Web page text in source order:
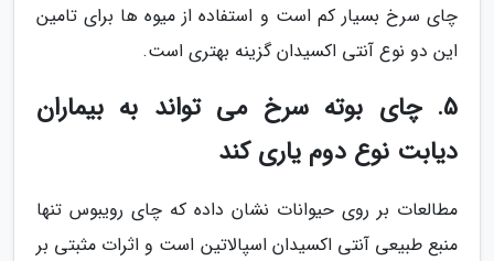
چای سرخ بسیار کم است و استفاده از میوه ها برای تامین
این دو نوع آنتی اکسیدان گزینه بهتری است.
5. چای بوته سرخ می تواند به بیماران
دیابت نوع دوم یاری کند
مطالعات بر روی حیوانات نشان داده که چای رویبوس تنها
منبع طبیعی آنتی اکسیدان اسپالاتین است و اثرات مثبتی بر